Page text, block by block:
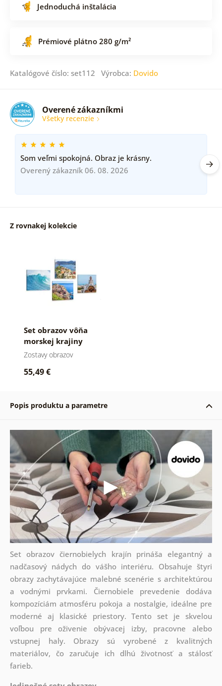
Jednoduchá inštalácia
Prémiové plátno 280 g/m²
Katalógové číslo: set112 Výrobca: Dovido
Overené zákazníkmi
Všetky recenzie
Som veľmi spokojná. Obraz je krásny.
Overený zákazník 06. 08. 2026
Z rovnakej kolekcie
Set obrazov vôňa
morskej krajiny
Zostavy obrazov
55,49 €
Popis produktu a parametre
Set obrazov čiernobielych krajín prináša elegantný a
nadčasový nádych do vášho interiéru. Obsahuje štyri
obrazy zachytávajúce malebné scenérie s architektúrou
a vodnými prvkami. Čiernobiele prevedenie dodáva
kompozíciám atmosféru pokoja a nostalgie, ideálne pre
moderné aj klasické priestory. Tento set je skvelou
voľbou pre oživenie obývacej izby, pracovne alebo
vstupnej haly. Obrazy sú vyrobené z kvalitných
materiálov, čo zaručuje ich dlhú životnosť a stálosť
farieb.